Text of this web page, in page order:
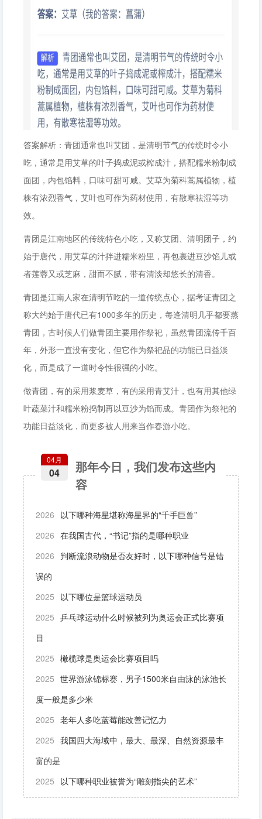
答案解析：青团通常也叫艾团，是清明节气的传统时令小
吃，通常是用艾草的叶子捣成泥或榨成汁，搭配糯米粉制成
面团，内包馅料，口味可甜可咸。艾草为菊科蒿属植物，植
株有浓烈香气，艾叶也可作为药材使用，有散寒祛湿等功
效。
青团是江南地区的传统特色小吃，又称艾团、清明团子，约
始于唐代，用艾草的汁拌进糯米粉里，再包裹进豆沙馅儿或
者莲蓉又或芝麻，甜而不腻，带有清淡却悠长的清香。
青团是江南人家在清明节吃的一道传统点心，据考证青团之
称大约始于唐代已有1000多年的历史，每逢清明几乎都要蒸
青团，古时候人们做青团主要用作祭祀，虽然青团流传千百
年，外形一直没有变化，但它作为祭祀品的功能已日益淡
化，而是成了一道时令性很强的小吃。
做青团，有的采用浆麦草，有的采用青艾汁，也有用其他绿
叶蔬菜汁和糯米粉捣制再以豆沙为馅而成。青团作为祭祀的
功能日益淡化，而更多被人用来当作春游小吃。
那年今日，我们发布这些内
容
04月
04
2026 以下哪种海星堪称海星界的“千手巨兽”
2026 在我国古代，“书记”指的是哪种职业
2026 判断流浪动物是否友好时，以下哪种信号是错
误的
2025 以下哪位是篮球运动员
2025 乒乓球运动什么时候被列为奥运会正式比赛项
目
2025 橄榄球是奥运会比赛项目吗
2025 世界游泳锦标赛，男子1500米自由泳的泳池长
度一般是多少米
2025 老年人多吃蓝莓能改善记忆力
2025 我国四大海域中，最大、最深、自然资源最丰
富的是
2025 以下哪种职业被誉为“雕刻指尖的艺术”